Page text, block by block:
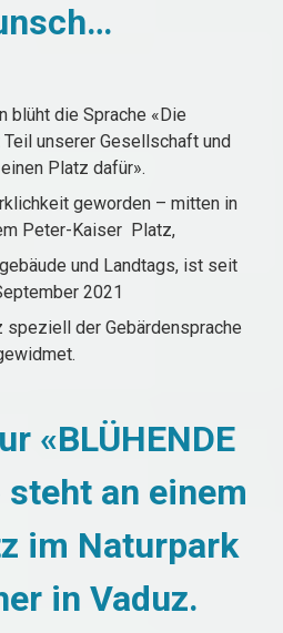
blüht die Sprache «Die
unserer Gesellschaft und
Platz dafür».
geworden – mitten in
Peter-Kaiser Platz,
und Landtags, ist seit
2021
speziell der Gebärdensprache
«BLÜHENDE
steht an einem
im Naturpark
in Vaduz.